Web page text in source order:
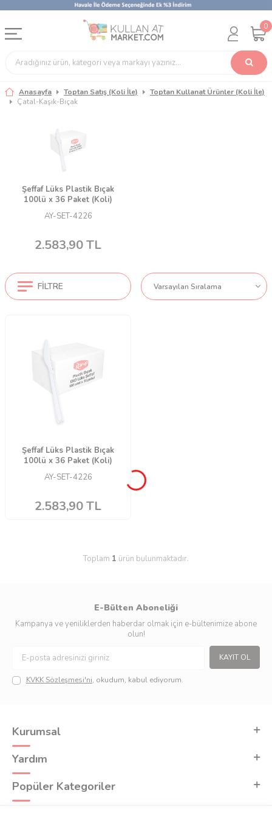
0
Anasayfa Toptan Satış (Koli İle)
Toptan Kullanat Ürünler (Koli İle)
Çatal-Kaşık-Bıçak
Şeffaf Lüks Plastik Bıçak
100lü x 36 Paket (Koli)
AY-SET-4226
2.583,90TL
FILTRE
Şeffaf Lüks Plastik Bıçak
100lü x 36 Paket (Koli)
AY-SET-4226
2.583,90TL
Toplam 1 ürün bulunmaktadır.
E-Bülten Aboneliği
Kampanya ve yeniliklerden haberdar olmak için e-bültenimize abone
olun!
KAYIT OL
KVKK Sözleşmesi'ni, okudum, kabul ediyorum.
Kurumsal
Yardım
Popüler Kategoriler